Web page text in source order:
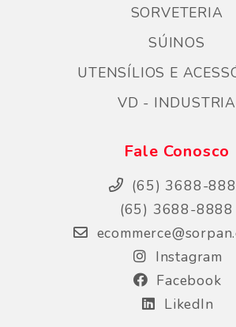
SORVETERIA
SÚINOS
UTENSÍLIOS E
VD - INDUSTRIA
Fale Conosco
(65) 3688-
(65) 3688-8888
Instagram
Facebook
LikedIn